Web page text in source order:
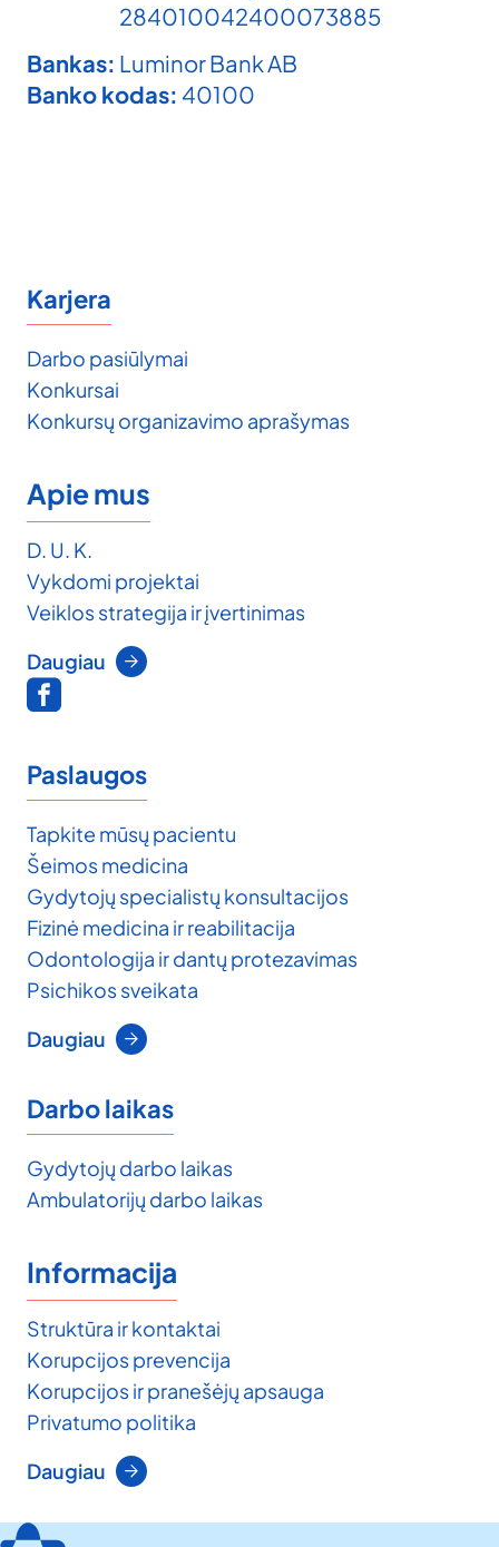
284010042400073885
Bankas: Luminor Bank AB
Banko kodas: 40100
Karjera
Darbo pasiūlymai
Konkursai
Konkursų organizavimo aprašymas
Apie mus
D. U. K.
Vykdomi projektai
Veiklos strategija ir įvertinimas
Daugiau
Paslaugos
Tapkite mūsų pacientu
Šeimos medicina
Gydytojų specialistų konsultacijos
Fizinė medicina ir reabilitacija
Odontologija ir dantų protezavimas
Psichikos sveikata
Daugiau
Darbo laikas
Gydytojų darbo laikas
Ambulatorijų darbo laikas
Informacija
Struktūra ir kontaktai
Korupcijos prevencija
Korupcijos ir pranešėjų apsauga
Privatumo politika
Daugiau